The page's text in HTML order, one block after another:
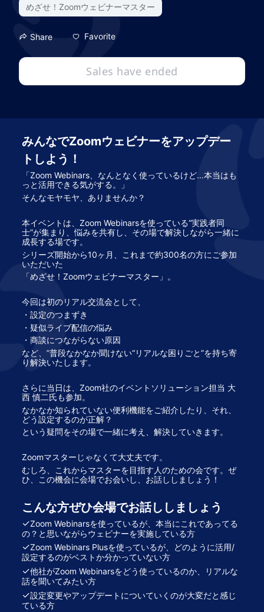
めざせ！Zoomウェビナーマスター
Share Favorite
Sales have ended
みんなでZoomウェビナーをアップデー
トしよう！
「Zoom Webinars、なんとなく使っているけど…本当はも
っと活用できる気がする。」
そんなモヤモヤ、ありませんか？
本イベントは、Zoom Webinarsを使っている“実践者同
士”が集まり、悩みを共有し、その場で解決しながら一緒に
成長する場です。
シリーズ開始から10ヶ月、これまで約300名の方にご参加
いただいた
「めざせ！Zoomウェビナーマスター」。
今回は初のリアル交流会として、
・設定のつまずき
・疑似ライブ配信の悩み
・商談につながらない原因
など、”普段なかなか聞けない“リアルな困りごと”を持ち寄
り解決いたします。
さらに当日は、Zoom社のイベントソリューション担当 大
西 慎二氏も参加。
なかなか知られていない便利機能をご紹介したり、それ、
どう設定するのが正解？
という疑問をその場で一緒に考え、解決していきます。
Zoomマスターじゃなくて大丈夫です。
むしろ、これからマスターを目指す人のための会です。ぜ
ひ、この機会に会場でお会いし、お話ししましょう！
こんな方ぜひ会場でお話ししましょう
✓Zoom Webinarsを使っているが、本当にこれであってる
の？と思いながらウェビナーを実施している方
✓Zoom Webinars Plusを使っているが、どのように活用/
設定するのがベストか分かっていない方
✓他社がZoom Webinarsをどう使っているのか、リアルな
話を聞いてみたい方
✓設定変更やアップデートについていくのが大変だと感じ
ている方